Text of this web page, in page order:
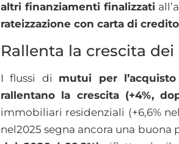
altri finanziamenti finalizzati
rateizzazione con carta di credito
Rallenta la crescita
I flussi di mutui per
rallentano la crescita (+4%,
immobiliari residenziali (+6,6%
nel2025 segna ancora una buona